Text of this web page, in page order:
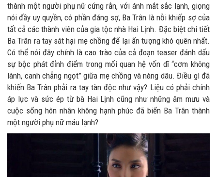
thành một người phụ nữ cứng rắn, với ánh mắt sắc lạnh, giọng
nói đầy uy quyền, có phần đáng sợ, Ba Trân là nỗi khiếp sợ của
tất cả các thành viên của gia tộc nhà Hai Lịnh. Đặc biệt chi tiết
Ba Trân ra tay sát hại mẹ chồng để lại ấn tượng khó quên nhất.
Có thể nói đây chính là cao trào của cả đoạn teaser đánh dấu
sự bộc phát đỉnh điểm trong mối quan hệ vốn dĩ “cơm không
lành, canh chẳng ngọt” giữa mẹ chồng và nàng dâu. Điều gì đã
khiến Ba Trân phải ra tay tàn độc như vậy? Liệu có phải chính
áp lực và sức ép từ bà Hai Lịnh cũng như những âm mưu và
cuộc sống hôn nhân không hạnh phúc đã biến Ba Trân thành
một người phụ nữ máu lạnh?